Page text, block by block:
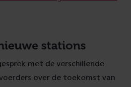
stations
met de verschillende
over de toekomst van